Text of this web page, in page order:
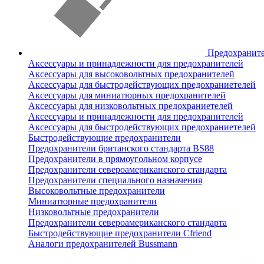
Аксессуары и принадлежности для предохранителей
Аксессуары для высоковольтных предохранителей
Аксессуары для быстродействующих предохраниетелей
Аксессуары для миниатюрных предохранителей
Аксессуары для низковольтных предохраниетелей
Аксессуары и принадлежности для предохранителей
Аксессуары для быстродействующих предохраниетелей
Быстродействующие предохранители
Предохранители британского стандарта BS88
Предохранители в прямоугольном корпусе
Предохранители североамериканского стандарта
Предохранители специального назначения
Высоковольтные предохранители
Миниатюрные предохранители
Низковольтные предохранители
Предохранители североамериканского стандарта
Быстродействующие предохранители Cfriend
Аналоги предохранителей Bussmann